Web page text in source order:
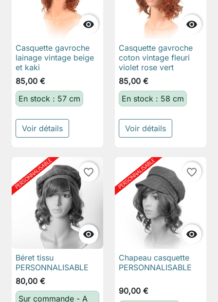

Casquette gavroche
lainage vintage beige
et kaki
85,00 €
En stock : 57 cm
Voir détails

Casquette gavroche
coton vintage fleuri
violet rose vert
85,00 €
En stock : 58 cm
Voir détails

favorite_border
Béret tissu
PERSONNALISABLE
80,00 €
Sur commande - A

favorite_border
Chapeau casquette
PERSONNALISABLE
90,00 €